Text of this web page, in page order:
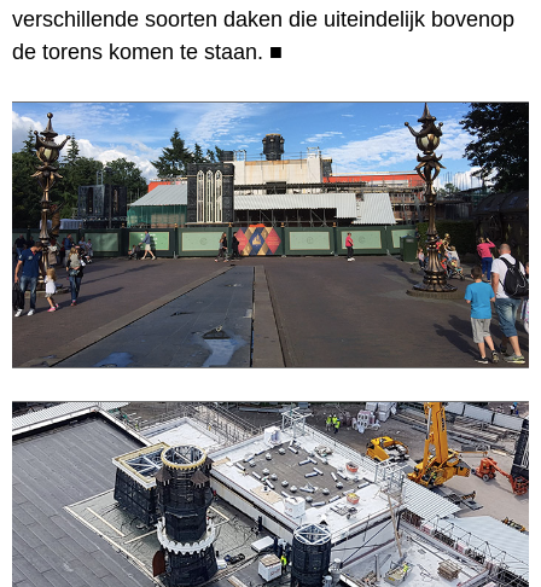
verschillende soorten daken die uiteindelijk bovenop
de torens komen te staan. ■